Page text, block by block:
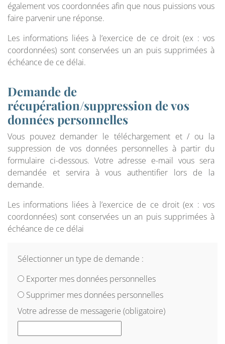
également vos coordonnées afin que nous puissions vous
faire parvenir une réponse.
Les informations liées à l’exercice de ce droit (ex : vos
coordonnées) sont conservées un an puis supprimées à
échéance de ce délai.
Demande de
récupération/suppression de vos
données personnelles
Vous pouvez demander le téléchargement et / ou la
suppression de vos données personnelles à partir du
formulaire ci-dessous. Votre adresse e-mail vous sera
demandée et servira à vous authentifier lors de la
demande.
Les informations liées à l’exercice de ce droit (ex : vos
coordonnées) sont conservées un an puis supprimées à
échéance de ce délai
Sélectionner un type de demande :
Exporter mes données personnelles
Supprimer mes données personnelles
Votre adresse de messagerie (obligatoire)